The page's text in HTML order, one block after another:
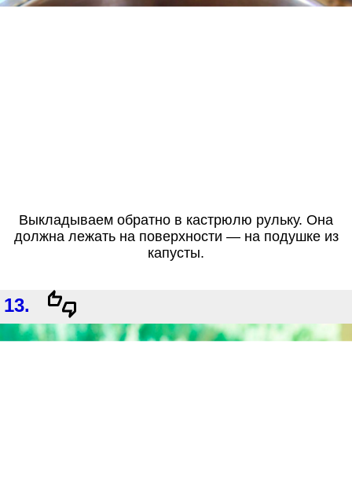
Выкладываем обратно в кастрюлю рульку. Она
должна лежать на поверхности — на подушке из
капусты.
13.